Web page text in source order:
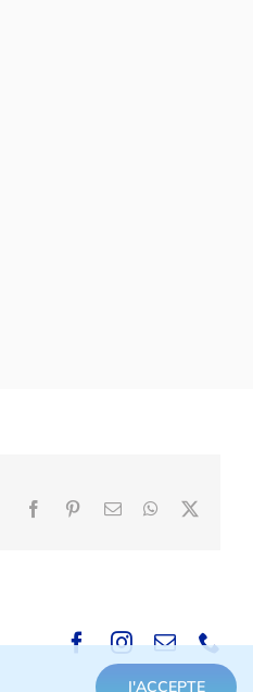
FacebookPinterest
Email WhatsApp
J'ACCEPTE